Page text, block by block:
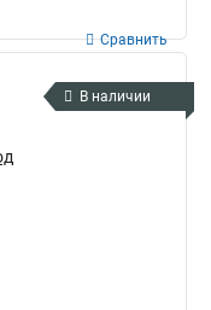
Сравнить
В наличии